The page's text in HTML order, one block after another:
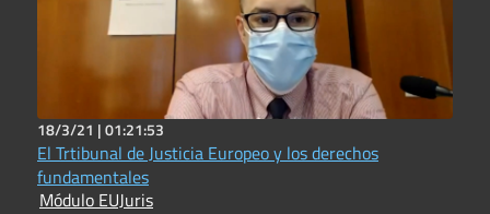
18/3/21 |01:21:53
El Trtibunal de Justicia Europeo y los derechos
fundamentales
Módulo EUJuris